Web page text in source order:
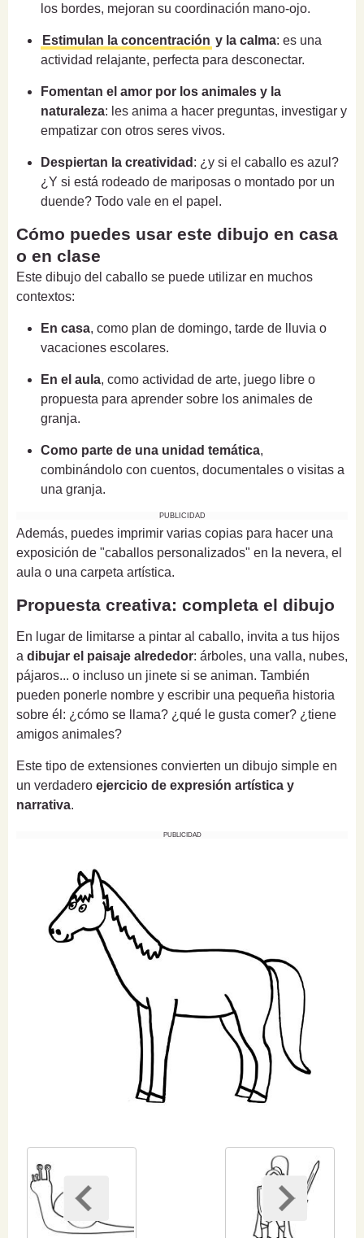
los bordes, mejoran su coordinación mano-ojo.
Estimulan la concentración y la calma: es una
actividad relajante, perfecta para desconectar.
Fomentan el amor por los animales y la
naturaleza: les anima a hacer preguntas, investigar y
empatizar con otros seres vivos.
Despiertan la creatividad : ¿y si el caballo es azul?
¿Y si está rodeado de mariposas o montado por un
duende? Todo vale en el papel.
Cómo puedes usar este dibujo en casa
o en clase
Este dibujo del caballo se puede utilizar en muchos
contextos:
En casa, como plan de domingo, tarde de lluvia o
vacaciones escolares.
En el aula, como actividad de arte, juego libre o
propuesta para aprender sobre los animales de
granja.
Como parte de una unidad temática,
combinándolo con cuentos, documentales o visitas a
una granja.
PUBLICIDAD
Además, puedes imprimir varias copias para hacer una
exposición de "caballos personalizados" en la nevera, el
aula o una carpeta artística.
Propuesta creativa: completa el dibujo
En lugar de limitarse a pintar al caballo, invita a tus hijos
a dibujar el paisaje alrededor: árboles, una valla, nubes,
pájaros... o incluso un jinete si se animan. También
pueden ponerle nombre y escribir una pequeña historia
sobre él: ¿cómo se llama? ¿qué le gusta comer? ¿tiene
amigos animales?
Este tipo de extensiones convierten un dibujo simple en
un verdadero ejercicio de expresión artística y
narrativa.
PUBLICIDAD